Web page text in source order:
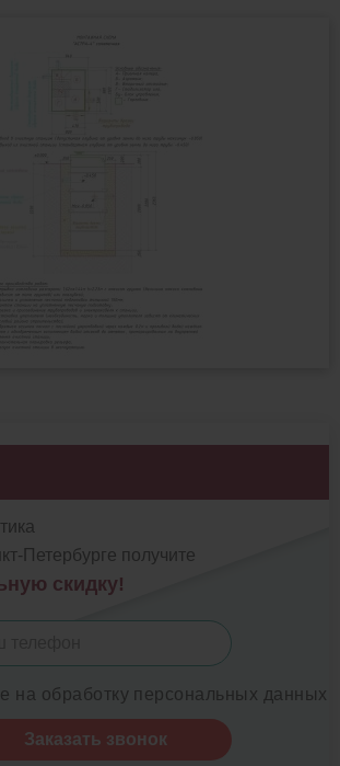
Петербурге получите
скидку!
на обработку персональных данных
Заказать звонок